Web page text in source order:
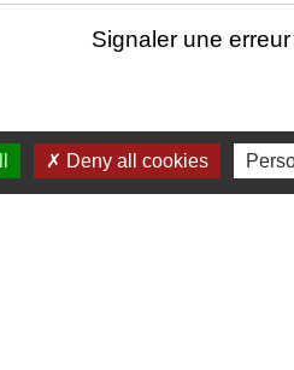
Signaler une
Deny all cookies